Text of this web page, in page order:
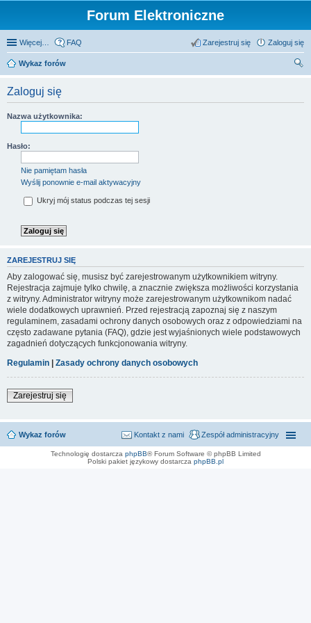
Forum Elektroniczne
Więcej… FAQ Zaloguj się
Zarejestruj się
Wykaz forów
Zaloguj się
Nazwa użytkownika:
Hasło:
Nie pamiętam hasła
Wyślij ponownie e-mail aktywacyjny
Ukryj mój status podczas tej sesji
ZAREJESTRUJ SIĘ
Aby zalogować się, musisz być zarejestrowanym użytkownikiem witryny.
Rejestracja zajmuje tylko chwilę, a znacznie zwiększa możliwości korzystania
z witryny. Administrator witryny może zarejestrowanym użytkownikom nadać
wiele dodatkowych uprawnień. Przed rejestracją zapoznaj się z naszym
regulaminem, zasadami ochrony danych osobowych oraz z odpowiedziami na
często zadawane pytania (FAQ), gdzie jest wyjaśnionych wiele podstawowych
zagadnień dotyczących funkcjonowania witryny.
Regulamin | Zasady ochrony danych osobowych
Zarejestruj się
Wykaz forów Zespół administracyjny
Kontakt z nami
Technologię dostarcza phpBB® Forum Software © phpBB Limited
Polski pakiet językowy dostarcza phpBB.pl